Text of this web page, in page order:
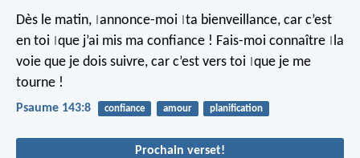
Dès le matin, annonce-moi ta bienveillance, car c’est
en toi que j’ai mis ma confiance ! Fais-moi connaître la
voie que je dois suivre, car c’est vers toi que je me
tourne !
Psaume 143:8 confiance amour planification
Prochain verset!